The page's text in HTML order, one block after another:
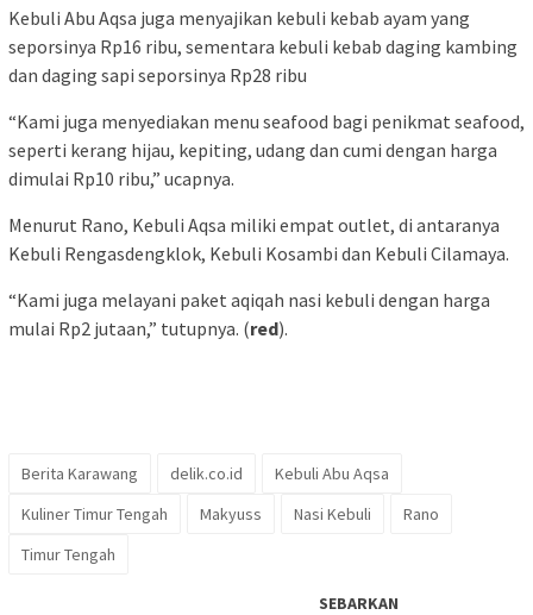
Kebuli Abu Aqsa juga menyajikan kebuli kebab ayam yang
seporsinya Rp16 ribu, sementara kebuli kebab daging kambing
dan daging sapi seporsinya Rp28 ribu
“Kami juga menyediakan menu seafood bagi penikmat seafood,
seperti kerang hijau, kepiting, udang dan cumi dengan harga
dimulai Rp10 ribu,” ucapnya.
Menurut Rano, Kebuli Aqsa miliki empat outlet, di antaranya
Kebuli Rengasdengklok, Kebuli Kosambi dan Kebuli Cilamaya.
“Kami juga melayani paket aqiqah nasi kebuli dengan harga
mulai Rp2 jutaan,” tutupnya. (red).
Berita Karawang delik.co.id
Kebuli Abu Aqsa
Kuliner Timur Tengah
Makyuss Nasi Kebuli
Rano
Timur Tengah
SEBARKAN